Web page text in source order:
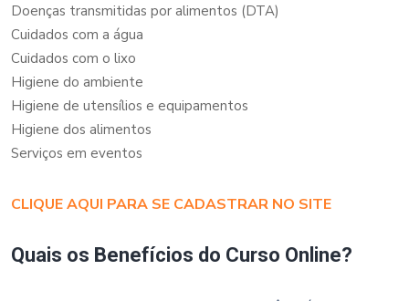
Doenças transmitidas por alimentos (DTA)
Cuidados com a água
Cuidados com o lixo
Higiene do ambiente
Higiene de utensílios e equipamentos
Higiene dos alimentos
Serviços em eventos
CLIQUE AQUI PARA SE CADASTRAR NO SITE
Quais os Benefícios do Curso Online?